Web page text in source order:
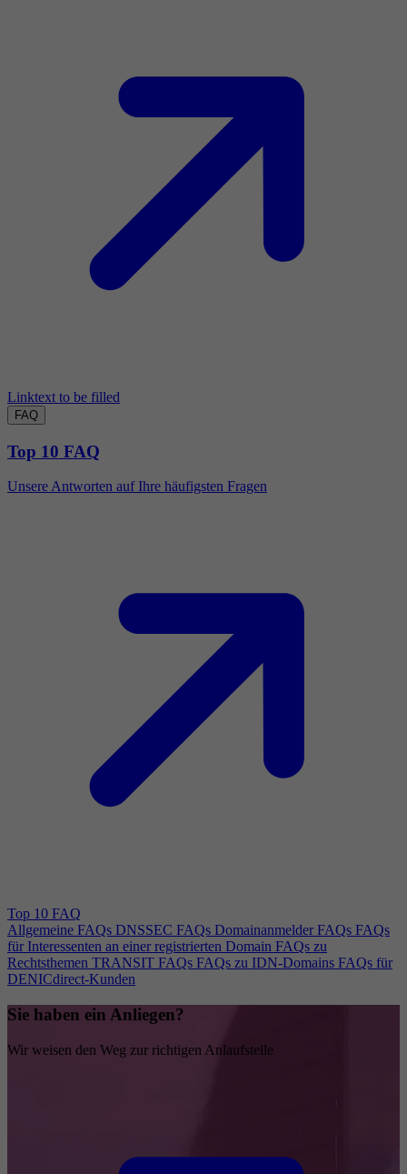
Linktext to be filled
FAQ
Top 10 FAQ
Unsere Antworten auf Ihre häufigsten Fragen
Top 10 FAQ
Allgemeine FAQs DNSSEC FAQs Domainanmelder FAQs FAQs
für Interessenten an einer registrierten Domain FAQs zu
Rechtsthemen TRANSIT FAQs FAQs zu IDN-Domains FAQs für
DENICdirect-Kunden
Sie haben ein Anliegen?
Wir weisen den Weg zur richtigen Anlaufstelle